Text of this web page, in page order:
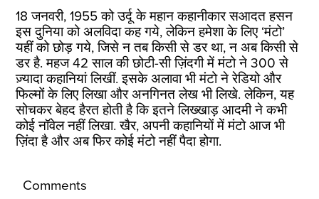
18 जनवरी, 1955 को उर्दू के महान कहानीकार सआदत हसन
इस दुनिया को अलविदा कह गये, लेकिन हमेशा के लिए ‘मंटो’
यहीं को छोड़ गये, जिसे न तब किसी से डर था, न अब किसी से
डर है. महज 42 साल की छोटी-सी ज़िंदगी में मंटो ने 300 से
ज़्यादा कहानियां लिखीं. इसके अलावा भी मंटो ने रेडियो और
फिल्मों के लिए लिखा और अनगिनत लेख भी लिखे. लेकिन, यह
सोचकर बेहद हैरत होती है कि इतने लिख्खाड़ आदमी ने कभी
कोई नॉवेल नहीं लिखा. खैर, अपनी कहानियों में मंटो आज भी
ज़िंदा है और अब फिर कोई मंटो नहीं पैदा होगा.
Comments